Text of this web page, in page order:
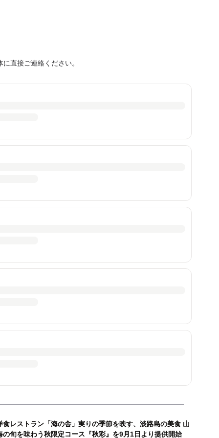
直接ご連絡ください。
食レストラン「海の舎」実りの季節を映す、淡路島の美食 山
の旬を味わう秋限定コース『秋彩』を9月1日より提供開始